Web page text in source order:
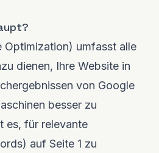
Optimization) umfasst alle
dienen, Ihre Website in
von Google
besser zu
es, für relevante
auf Seite 1 zu